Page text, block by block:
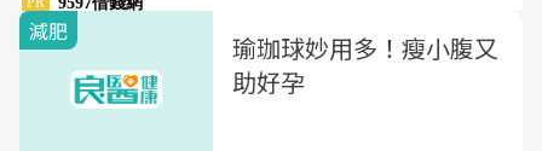
減肥
瑜珈球妙用多！瘦小腹又
助好孕